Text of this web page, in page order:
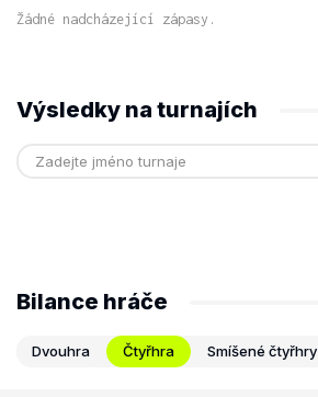
Žádné nadcházející zápasy.
Výsledky na turnajích
Bilance hráče
Dvouhra Čtyřhra Smíšené čtyřhry